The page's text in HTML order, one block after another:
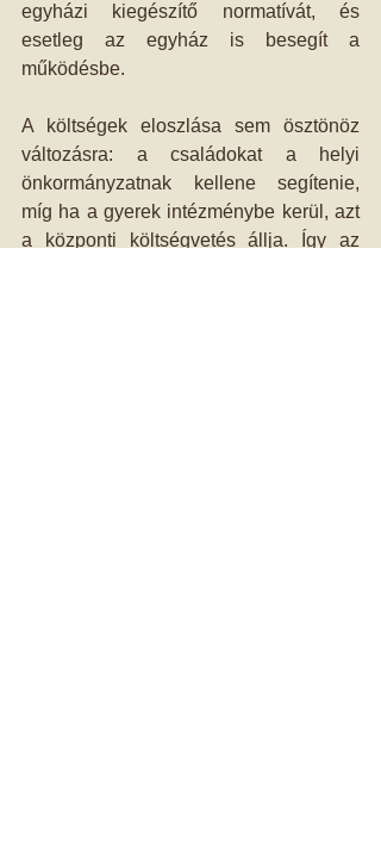
egyházi kiegészítő normatívát, és
esetleg az egyház is besegít a
működésbe.
A költségek eloszlása sem ösztönöz
változásra: a családokat a helyi
önkormányzatnak kellene segítenie,
míg ha a gyerek intézménybe kerül, azt
a központi költségvetés állja. Így az